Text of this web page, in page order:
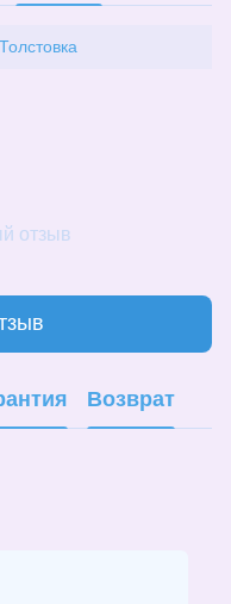
Толстовка
отзыв
Возврат